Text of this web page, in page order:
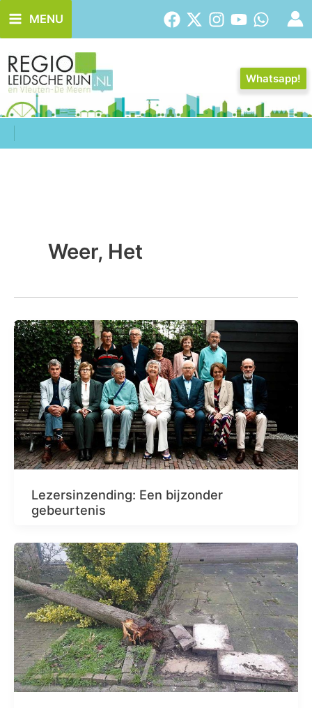
naar
de
inhoud
MENU
Whatsapp!
Weer, Het
Lezersinzending: Een bijzonder
gebeurtenis